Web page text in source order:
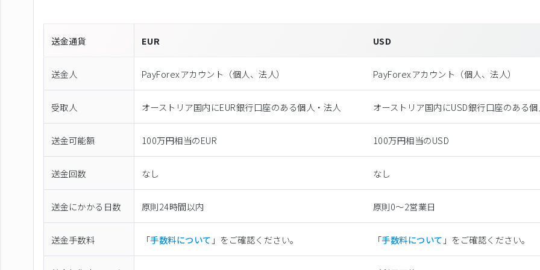
送金通貨 EUR USD
送金人 PayForexアカウント（個⼈、法⼈） PayForexアカウント（個⼈、法⼈）
受取人 オーストリア国内にEUR銀行口座のある個人・法人 オーストリア国内にUSD銀行口座のある
送金可能額 100万円相当のEUR 100万円相当のUSD
送金回数 なし なし
送金にかかる日数 原則24時間以内 原則0〜2営業日
送金手数料 「手数料について 」をご確認ください。 「手数料について 」をご確認ください。